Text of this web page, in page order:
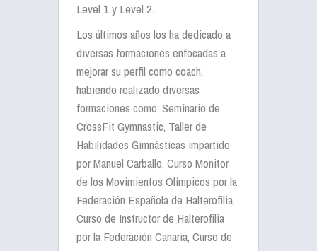
Level 1 y Level 2.
Los últimos años los ha dedicado a
diversas formaciones enfocadas a
mejorar su perfil como coach,
habiendo realizado diversas
formaciones como: Seminario de
CrossFit Gymnastic, Taller de
Habilidades Gimnásticas impartido
por Manuel Carballo, Curso Monitor
de los Movimientos Olímpicos por la
Federación Española de Halterofilia,
Curso de Instructor de Halterofilia
por la Federación Canaria, Curso de